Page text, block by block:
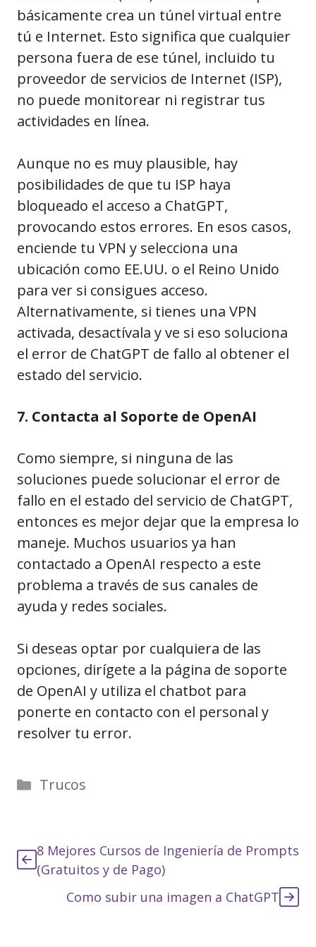
básicamente crea un túnel virtual entre
tú e Internet. Esto significa que cualquier
persona fuera de ese túnel, incluido tu
proveedor de servicios de Internet (ISP),
no puede monitorear ni registrar tus
actividades en línea.
Aunque no es muy plausible, hay
posibilidades de que tu ISP haya
bloqueado el acceso a ChatGPT,
provocando estos errores. En esos casos,
enciende tu VPN y selecciona una
ubicación como EE.UU. o el Reino Unido
para ver si consigues acceso.
Alternativamente, si tienes una VPN
activada, desactívala y ve si eso soluciona
el error de ChatGPT de fallo al obtener el
estado del servicio.
7. Contacta al Soporte de OpenAI
Como siempre, si ninguna de las
soluciones puede solucionar el error de
fallo en el estado del servicio de ChatGPT,
entonces es mejor dejar que la empresa lo
maneje. Muchos usuarios ya han
contactado a OpenAI respecto a este
problema a través de sus canales de
ayuda y redes sociales.
Si deseas optar por cualquiera de las
opciones, dirígete a la página de soporte
de OpenAI y utiliza el chatbot para
ponerte en contacto con el personal y
resolver tu error.
Categorías
Trucos
8 Mejores Cursos de Ingeniería de Prompts
(Gratuitos y de Pago)
Como subir una imagen a ChatGPT